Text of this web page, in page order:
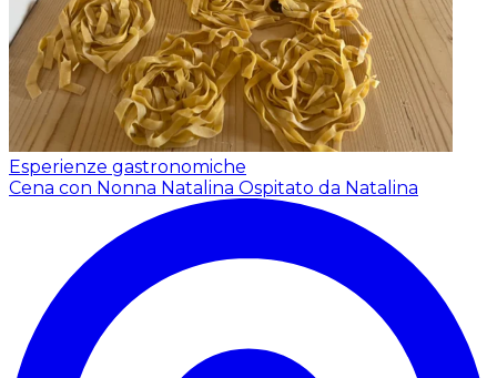
Esperienze gastronomiche
Cena con Nonna Natalina Ospitato da Natalina